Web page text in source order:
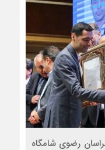
رضوی شامگاه